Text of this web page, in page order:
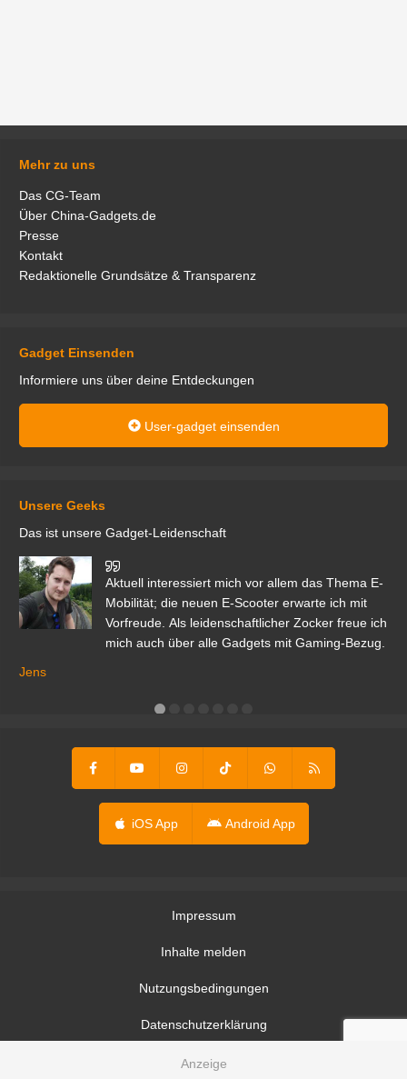
Mehr zu uns
Das CG-Team
Über China-Gadgets.de
Presse
Kontakt
Redaktionelle Grundsätze & Transparenz
Gadget Einsenden
Informiere uns über deine Entdeckungen
User-gadget einsenden
Unsere Geeks
Das ist unsere Gadget-Leidenschaft
Aktuell interessiert mich vor allem das Thema E-
Mobilität; die neuen E-Scooter erwarte ich mit
Vorfreude. Als leidenschaftlicher Zocker freue ich
mich auch über alle Gadgets mit Gaming-Bezug.
Jens
iOS App Android App
Impressum
Inhalte melden
Nutzungsbedingungen
Datenschutzerklärung
Datenschutzeinstellungen